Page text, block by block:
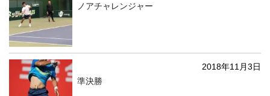
ノアチャレンジャー
2018年11月3日
準決勝